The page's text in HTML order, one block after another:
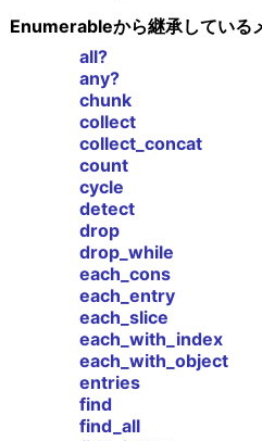
Enumerableから継承している
all?
any?
chunk
collect
collect_concat
count
cycle
detect
drop
drop_while
each_cons
each_entry
each_slice
each_with_index
each_with_object
entries
find
find_all